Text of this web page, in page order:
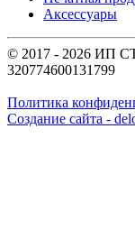
Аксессуары
© 2017 - 2026 ИП
320774600131799
Политика
Создание сайта -